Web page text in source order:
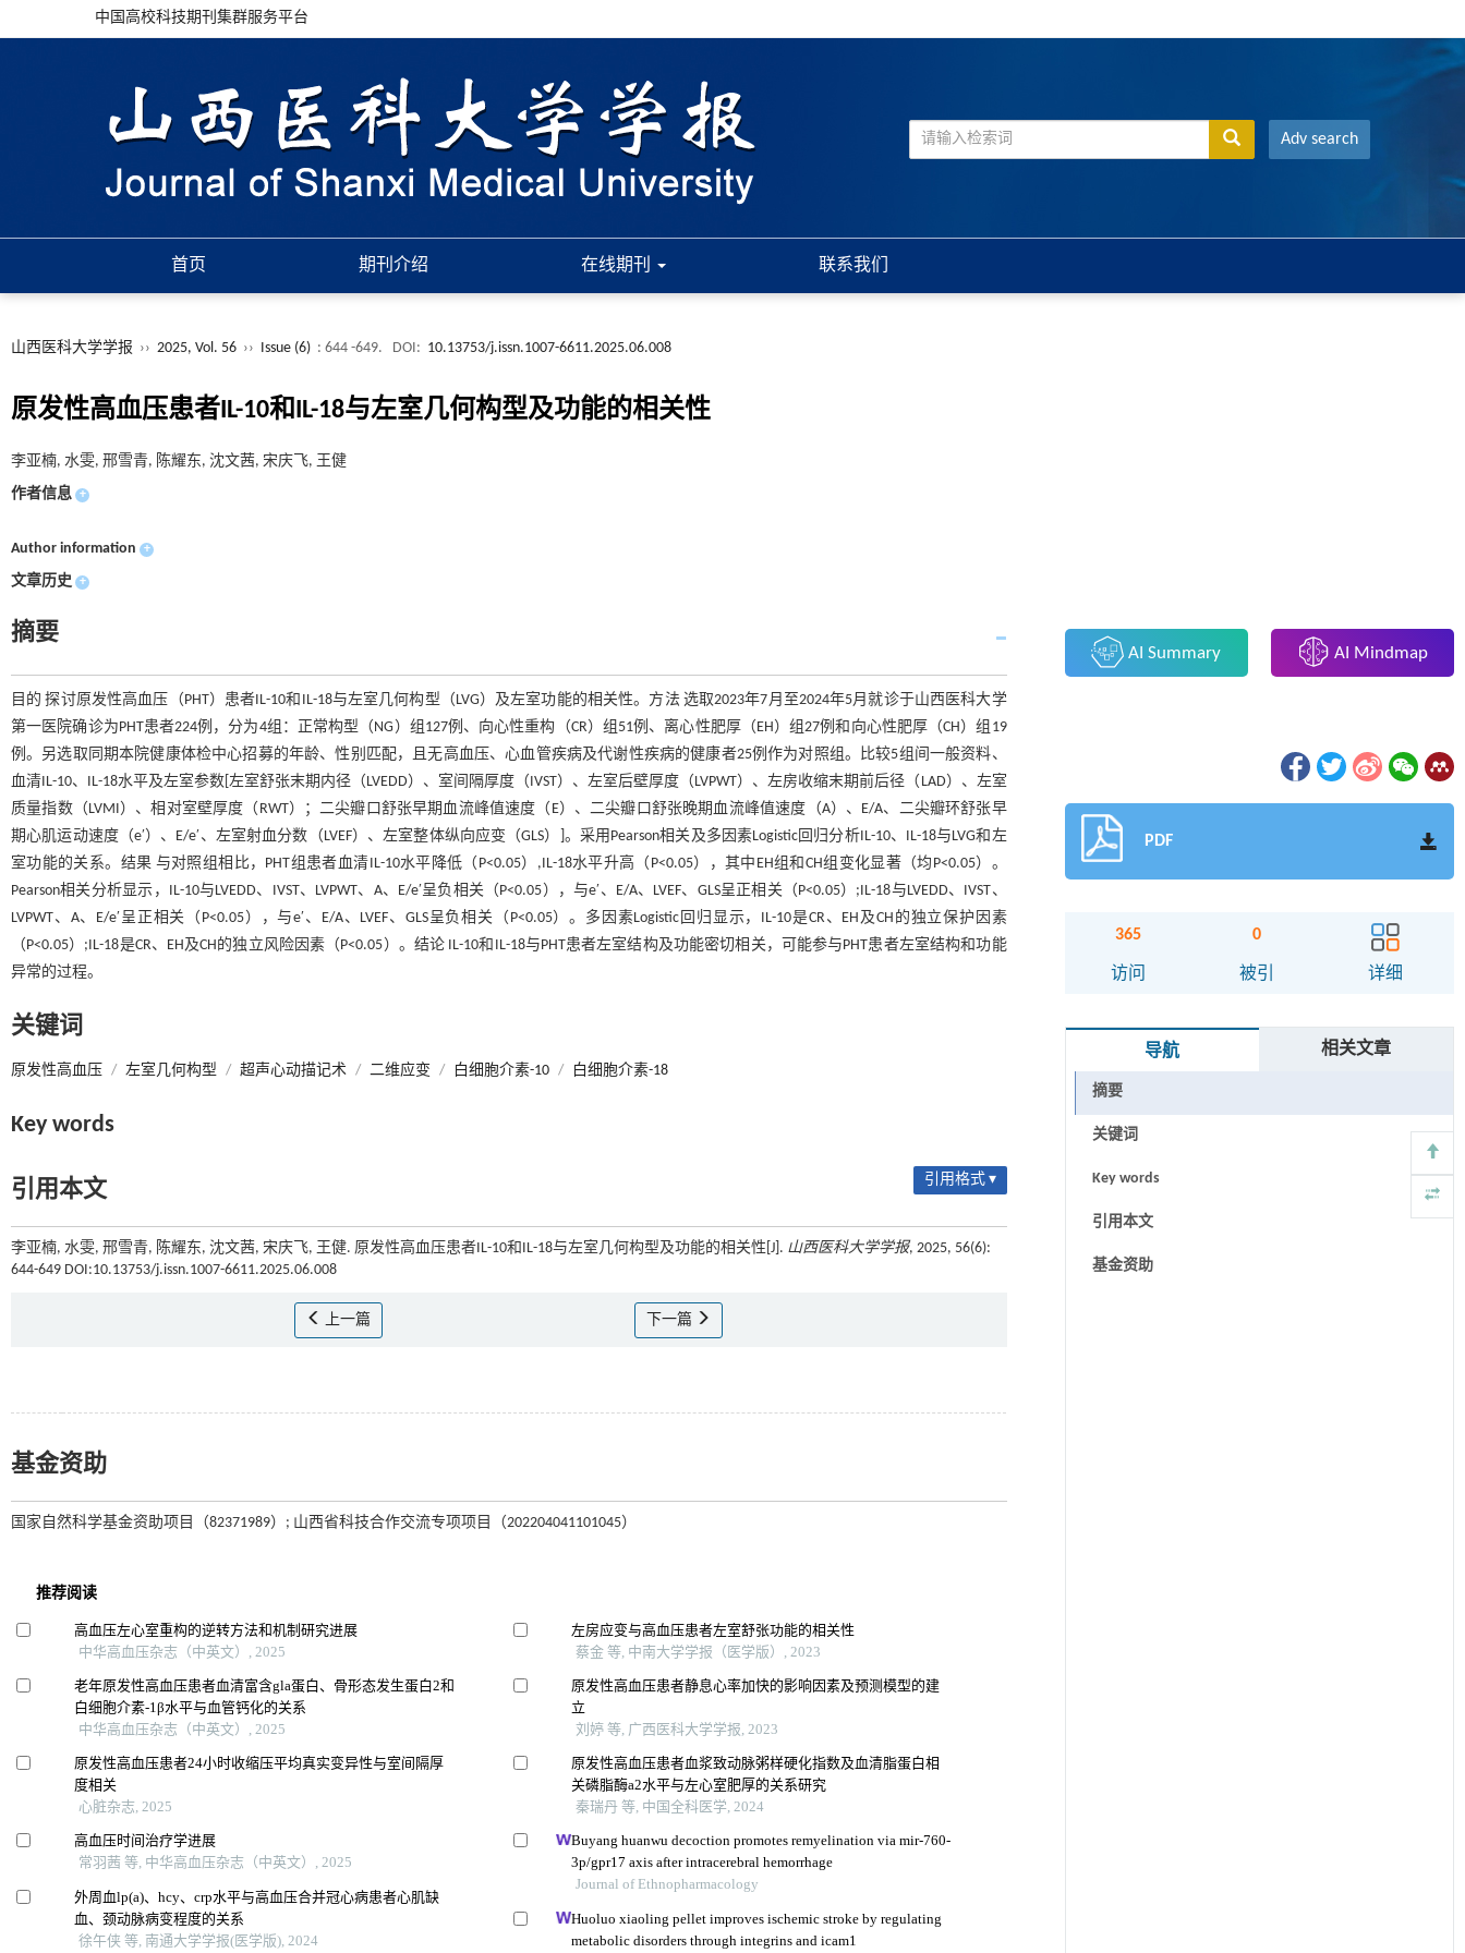
中国高校科技期刊集群服务平台
Adv search
首页 期刊介绍 在线期刊 联系我们
山西医科大学学报 ›› 2025, Vol. 56 ›› Issue (6) : 644 -649. DOI: 10.13753/j.issn.1007-6611.2025.06.008
原发性高血压患者IL-10和IL-18与左室几何构型及功能的相关性
李亚楠, 水雯, 邢雪青, 陈耀东, 沈文茜, 宋庆飞, 王健
作者信息 +
Author information +
文章历史 +
摘要
目的 探讨原发性高血压（PHT）患者IL-10和IL-18与左室几何构型（LVG）及左室功能的相关性。方法 选取2023年7月至2024年5月就诊于山西医科大学
第一医院确诊为PHT患者224例，分为4组：正常构型（NG）组127例、向心性重构（CR）组51例、离心性肥厚（EH）组27例和向心性肥厚（CH）组19
例。另选取同期本院健康体检中心招募的年龄、性别匹配，且无高血压、心血管疾病及代谢性疾病的健康者25例作为对照组。比较5组间一般资料、
血清IL-10、IL-18水平及左室参数[左室舒张末期内径（LVEDD）、室间隔厚度（IVST）、左室后壁厚度（LVPWT）、左房收缩末期前后径（LAD）、左室
质量指数（LVMI）、相对室壁厚度（RWT）；二尖瓣口舒张早期血流峰值速度（E）、二尖瓣口舒张晚期血流峰值速度（A）、E/A、二尖瓣环舒张早
期心肌运动速度（e′）、E/e′、左室射血分数（LVEF）、左室整体纵向应变（GLS）]。采用Pearson相关及多因素Logistic回归分析IL-10、IL-18与LVG和左
室功能的关系。结果 与对照组相比，PHT组患者血清IL-10水平降低（P<0.05）,IL-18水平升高（P<0.05），其中EH组和CH组变化显著（均P<0.05）。
Pearson相关分析显示，IL-10与LVEDD、IVST、LVPWT、A、E/e′呈负相关（P<0.05），与e′、E/A、LVEF、GLS呈正相关（P<0.05）;IL-18与LVEDD、IVST、
LVPWT、A、E/e′呈正相关（P<0.05），与e′、E/A、LVEF、GLS呈负相关（P<0.05）。多因素Logistic回归显示，IL-10是CR、EH及CH的独立保护因素
（P<0.05）;IL-18是CR、EH及CH的独立风险因素（P<0.05）。结论 IL-10和IL-18与PHT患者左室结构及功能密切相关，可能参与PHT患者左室结构和功能
异常的过程。
关键词
原发性高血压 / 左室几何构型 / 超声心动描记术 / 二维应变 / 白细胞介素-10 / 白细胞介素-18
Key words
引用本文 引用格式 ▾
李亚楠, 水雯, 邢雪青, 陈耀东, 沈文茜, 宋庆飞, 王健. 原发性高血压患者IL-10和IL-18与左室几何构型及功能的相关性[J]. 山西医科大学学报, 2025, 56(6):
644-649 DOI:10.13753/j.issn.1007-6611.2025.06.008
上一篇 下一篇
基金资助
国家自然科学基金资助项目（82371989）; 山西省科技合作交流专项项目（202204041101045）
AI Summary AI Mindmap
PDF
365
访问
0
被引 详细
导航 相关文章
摘要
关键词
Key words
引用本文
基金资助